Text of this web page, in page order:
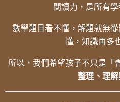
閱讀力，是所有
數學題目看不懂，解題就無
懂，知識再多
所以，我們希望孩子不只是「
整理、理